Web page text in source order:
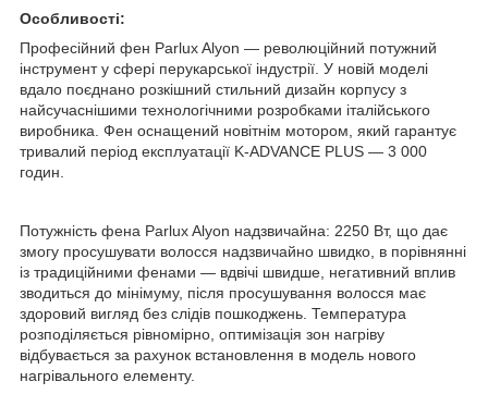
Особливості:
Професійний фен Parlux Alyon — революційний потужний
інструмент у сфері перукарської індустрії. У новій моделі
вдало поєднано розкішний стильний дизайн корпусу з
найсучаснішими технологічними розробками італійського
виробника. Фен оснащений новітнім мотором, який гарантує
тривалий період експлуатації K-ADVANCE PLUS — 3 000
годин.
Потужність фена Parlux Alyon надзвичайна: 2250 Вт, що дає
змогу просушувати волосся надзвичайно швидко, в порівнянні
із традиційними фенами — вдвічі швидше, негативний вплив
зводиться до мінімуму, після просушування волосся має
здоровий вигляд без слідів пошкоджень. Температура
розподіляється рівномірно, оптимізація зон нагріву
відбувається за рахунок встановлення в модель нового
нагрівального елементу.